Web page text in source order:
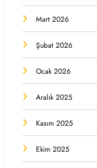
Mart 2026
Şubat 2026
Ocak 2026
Aralık 2025
Kasım 2025
Ekim 2025